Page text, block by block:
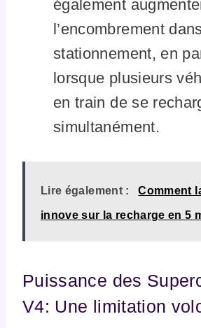
également
l’encombrement
stationnement, en
lorsque plusieurs
en train de se
simultanément.
Lire également : Comment
innove sur la recharge en 5
Puissance des
V4: Une limitation